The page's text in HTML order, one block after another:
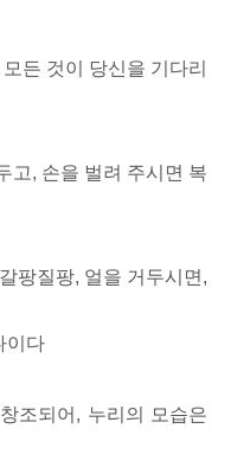
든 것이 당신을 기다리
고, 손을 벌려 주시면 복
팡질팡, 얼을 거두시면,
이다
조되어, 누리의 모습은